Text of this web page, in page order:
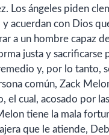
Los ángeles piden
acuerdan con Dios
a un hombre capaz
justa y sacrificarse
y, por lo tanto,
común, Zack
el cual, acosado por
tiene la mala
que le atiende,